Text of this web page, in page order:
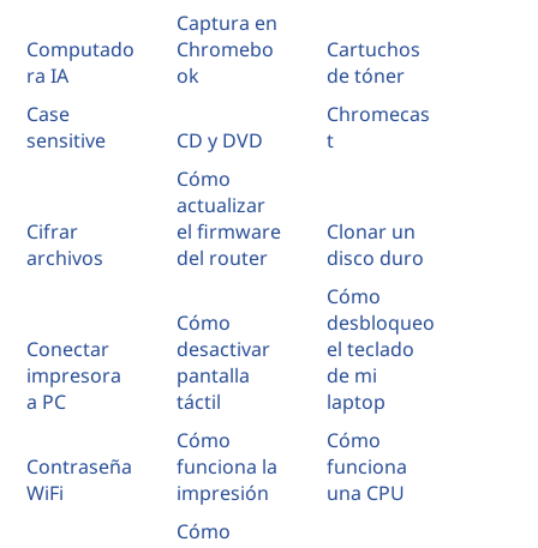
Computado
ra IA
Captura en
Chromebo
ok
Cartuchos
de tóner
Case
sensitive
CD y DVD
Chromecas
t
Cifrar
archivos
Cómo
actualizar
el firmware
del router
Clonar un
disco duro
Conectar
impresora
a PC
Cómo
desactivar
pantalla
táctil
Cómo
desbloqueo
el teclado
de mi
laptop
Contraseña
WiFi
Cómo
funciona la
impresión
Cómo
funciona
una CPU
Cómo